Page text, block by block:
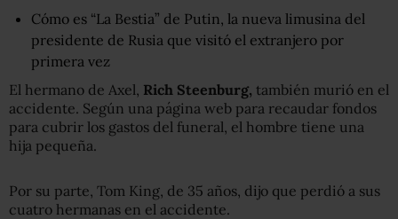
Cómo es “La Bestia” de Putin, la nueva limusina del
presidente de Rusia que visitó el extranjero por
primera vez
El hermano de Axel, Rich Steenburg, también murió en el
accidente. Según una página web para recaudar fondos
para cubrir los gastos del funeral, el hombre tiene una
hija pequeña.
Por su parte, Tom King, de 35 años, dijo que perdió a sus
cuatro hermanas en el accidente.